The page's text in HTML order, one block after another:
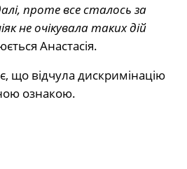
проте все сталось за
не очікувала таких дій
Анастасія.
що відчула дискримінацію
ознакою.